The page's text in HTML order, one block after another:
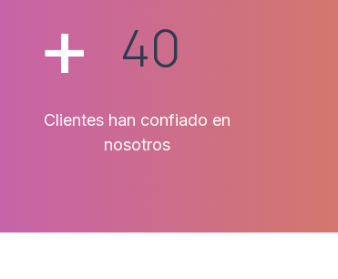
40
+
Clientes han confiado en
nosotros